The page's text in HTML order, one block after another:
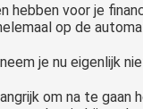
voor je
op de
je nu eigenlijk
om na te